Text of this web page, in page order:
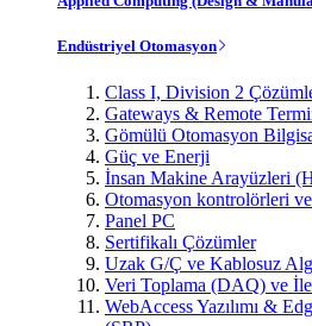
Endüstriyel Otomasyon
Class I, Division 2
Gateways & Remote
Gömülü Otomasyon
Güç ve Enerji
İnsan Makine Arayüzleri
Otomasyon kontrolörleri
Panel PC
Sertifikalı Çözümler
Uzak G/Ç ve Kablosuz
Veri Toplama (DAQ) ve
WebAccess Yazılımı &